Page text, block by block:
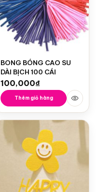
BONG BÓNG CAO SU
DÀI BỊCH 100 CÁI
100,000₫
Thêm giỏ hàng